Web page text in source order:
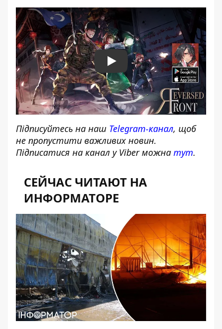
Play
Підписуйтесь на наш Telegram-канал, щоб
не пропустити важливих новин.
Підписатися на канал у Viber можна тут.
СЕЙЧАС ЧИТАЮТ НА
ИНФОРМАТОРЕ